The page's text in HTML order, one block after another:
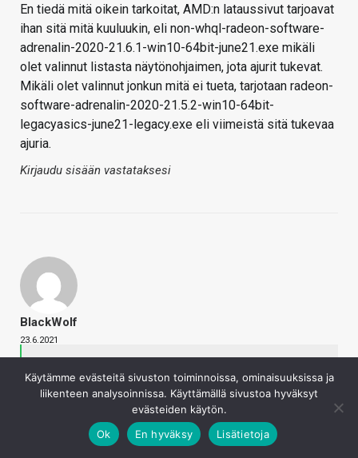
En tiedä mitä oikein tarkoitat, AMD:n lataussivut tarjoavat
ihan sitä mitä kuuluukin, eli non-whql-radeon-software-
adrenalin-2020-21.6.1-win10-64bit-june21.exe mikäli
olet valinnut listasta näytönohjaimen, jota ajurit tukevat.
Mikäli olet valinnut jonkun mitä ei tueta, tarjotaan radeon-
software-adrenalin-2020-21.5.2-win10-64bit-
legacyasics-june21-legacy.exe eli viimeistä sitä tukevaa
ajuria.
Kirjaudu sisään vastataksesi
BlackWolf
23.6.2021
Kaotik sanoi
Jatketaan täällä oikean ketjun puolella.
En tiedä mitä oikein tarkoitat, AMD:n lataussivut
tarjoavat ihan sitä mitä kuuluukin, eli non-whql-
radeon-software-adrenalin-2020-21.6.1-win10-64bit-
Käytämme evästeitä sivuston toiminnoissa, ominaisuuksissa ja
liikenteen analysoinnissa. Käyttämällä sivustoa hyväksyt
evästeiden käytön.
Ok
En hyväksy Lisätietoja